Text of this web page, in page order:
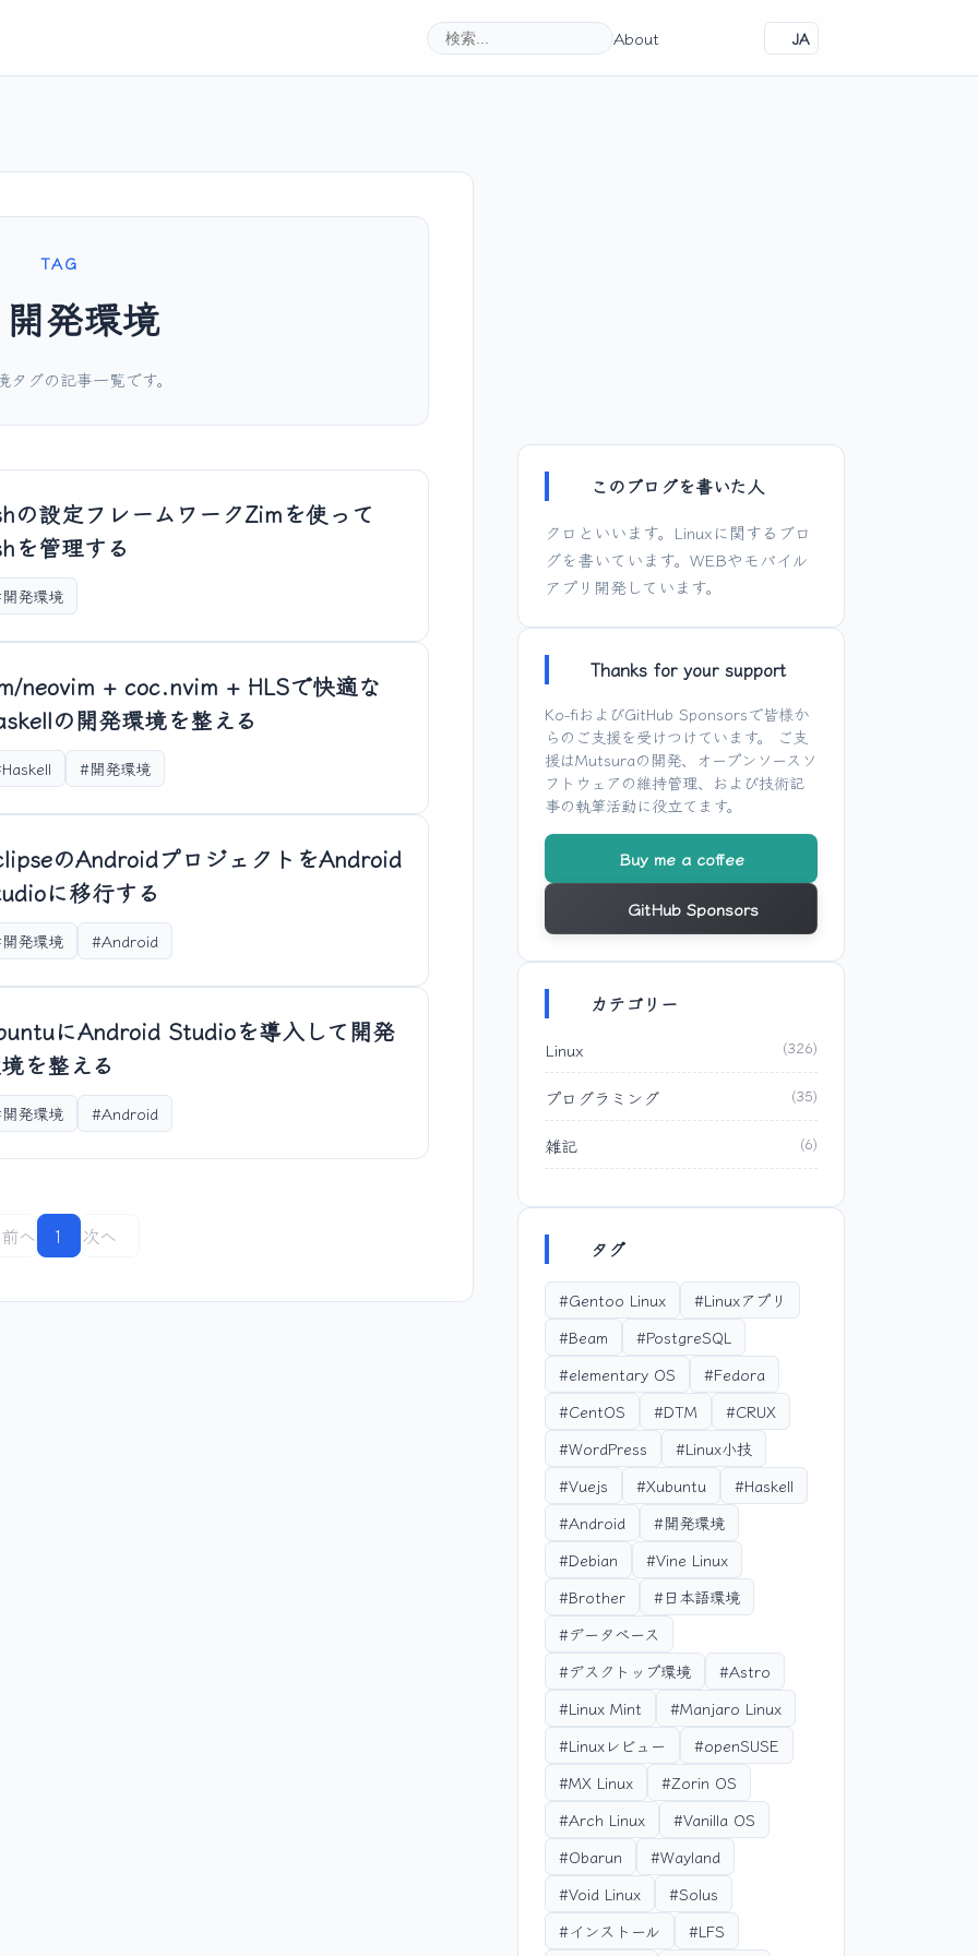
About JA
TAG
開発環境
タグの記事一覧です。
の設定フレームワークZimを使って
を管理する
発環境
neovim + coc.nvim + HLSで快適な
の開発環境を整える
#開発環境
のAndroidプロジェクトをAndroid
に移行する
発環境 #Android
にAndroid Studioを導入して開発
を整える
発環境 #Android
前へ 1 次へ
このブログを書いた人
クロといいます。Linuxに関するブロ
グを書いています。WEBやモバイル
アプリ開発しています。
Thanks for your support
Ko-fiおよびGitHub Sponsorsで皆様か
らのご支援を受けつけています。 ご支
援はMutsuraの開発、オープンソースソ
フトウェアの維持管理、および技術記
事の執筆活動に役立てます。
Buy me a coffee
GitHub Sponsors
カテゴリー
Linux (326)
プログラミング (35)
雑記 (6)
タグ
#Gentoo Linux
#Linuxアプリ
#Beam
#PostgreSQL
#elementary OS
#Fedora
#CentOS
#DTM
#CRUX
#WordPress
#Linux小技
#Vuejs
#Xubuntu
#Haskell
#Android
#開発環境
#Debian
#Vine Linux
#Brother
#日本語環境
#データベース
#デスクトップ環境
#Astro
#Linux Mint
#Manjaro Linux
#Linuxレビュー
#openSUSE
#MX Linux
#Zorin OS
#Arch Linux
#Vanilla OS
#Obarun
#Wayland
#Void Linux
#Solus
#インストール
#LFS